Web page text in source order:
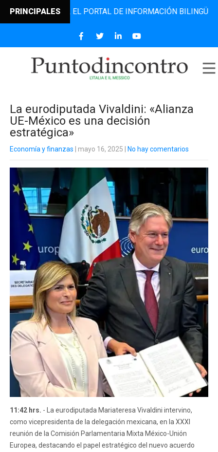
PRINCIPALESEL PORTAL DE INFORMACIÓN BILINGÜE QUE
La eurodiputada Vivaldini: «Alianza
UE-México es una decisión
estratégica»
Economía y finanzas | mayo 16, 2025 No hay comentarios
11:42 hrs. - La eurodiputada Mariateresa Vivaldini intervino,
como vicepresidenta de la delegación mexicana, en la XXXI
reunión de la Comisión Parlamentaria Mixta México-Unión
Europea, destacando el papel estratégico del nuevo acuerdo